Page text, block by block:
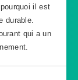
il est
durable.
qui a un